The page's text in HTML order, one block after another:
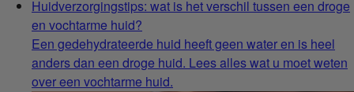
Huidverzorgingstips: wat is het verschil tussen een droge
en vochtarme huid?
Een gedehydrateerde huid heeft geen water en is heel
anders dan een droge huid. Lees alles wat u moet weten
over een vochtarme huid.